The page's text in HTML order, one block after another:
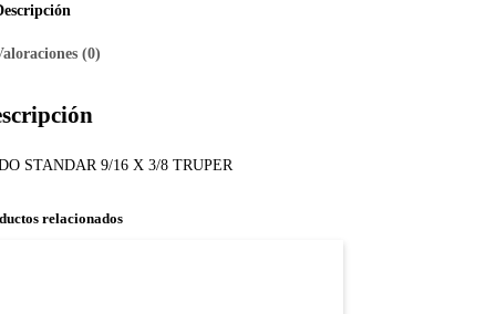
(0)
STANDAR 9/16 X 3/8 TRUPER
relacionados